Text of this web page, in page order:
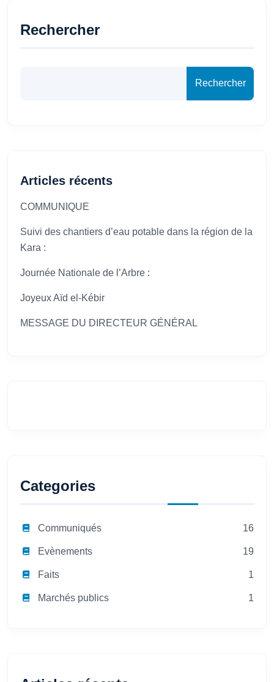
Rechercher
Rechercher
Articles récents
COMMUNIQUE
Suivi des chantiers d’eau potable dans la région de la
Kara :
Journée Nationale de l’Arbre :
Joyeux Aïd el-Kébir
MESSAGE DU DIRECTEUR GÉNÉRAL
Categories
Communiqués 16
Evènements 19
Faits 1
Marchés publics 1